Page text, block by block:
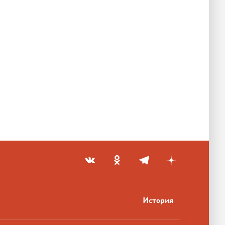
История